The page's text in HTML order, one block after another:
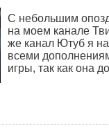
С небольшим
на моем канале
же канал Ютуб я
всеми
игры, так как она